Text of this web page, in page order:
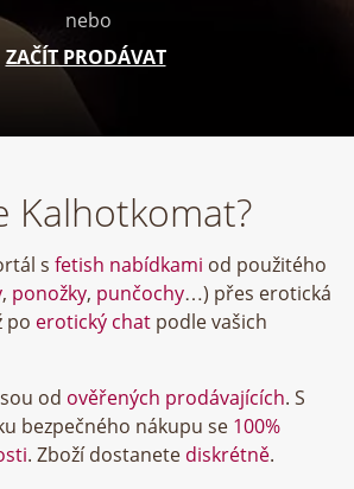
nebo
ZAČÍT PRODÁVAT
Kalhotkomat?
s fetish nabídkami od použitého
, ponožky, punčochy…) přes erotická
po erotický chat podle vašich
od ověřených prodávajících. S
bezpečného nákupu se 100%
. Zboží dostanete diskrétně.